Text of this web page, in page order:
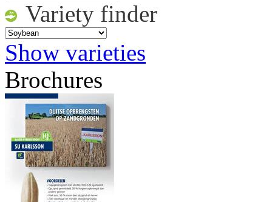
Variety finder
Show varieties
Brochures